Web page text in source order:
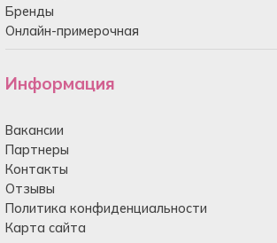
Бренды
Онлайн-примерочная
Информация
Вакансии
Партнеры
Контакты
Отзывы
Политика конфиденциальности
Карта сайта